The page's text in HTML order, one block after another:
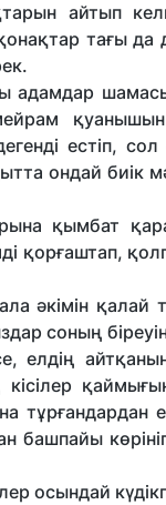
айтып
тағы
адамдар
қуанышын
естіп,
ондай биік
қымбат
қорғаштап,
әкімін қалай
соның
елдің
кісілер
башпайы
осындай